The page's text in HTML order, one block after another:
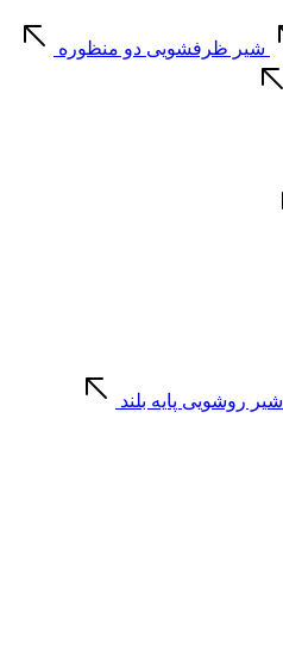
شیر ظرفشویی دو منظوره
شیر روشویی پایه بلند